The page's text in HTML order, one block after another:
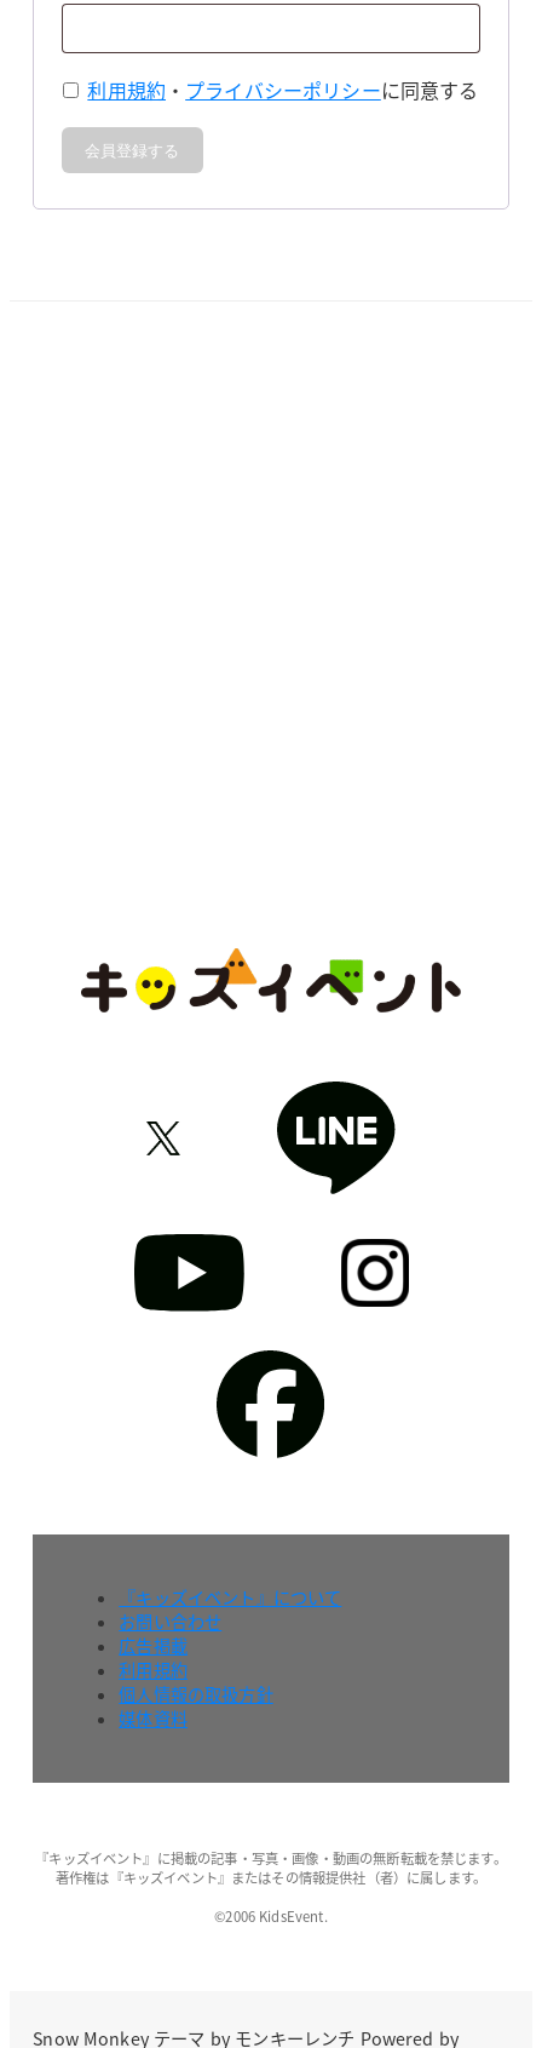
利用規約 ・ プライバシーポリシーに同意する
会員登録する
『キッズイベント』について
お問い合わせ
広告掲載
利用規約
個人情報の取扱方針
媒体資料
『キッズイベント』に掲載の記事・写真・画像・動画の無断転載を禁じます。
著作権は『キッズイベント』またはその情報提供社（者）に属します。
©2006 KidsEvent.
Snow Monkeyテーマ by モンキーレンチ Powered by